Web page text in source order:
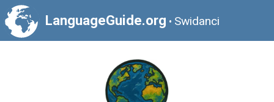
LanguageGuide.org • Swidanci